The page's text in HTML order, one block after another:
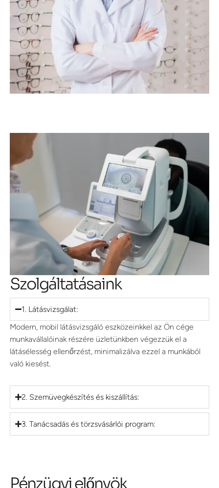
Szolgáltatásaink
1. Látásvizsgálat:
Modern, mobil látásvizsgáló eszközeinkkel az Ön cége
munkavállalóinak részére üzletünkben végezzük el a
látásélesség ellenőrzést, minimalizálva ezzel a munkából
való kiesést.
2. Szemüvegkészítés és kiszállítás:
3. Tanácsadás és törzsvásárlói program:
Pénzügyi előnyök